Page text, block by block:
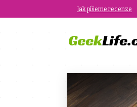
Jak píšeme recenze